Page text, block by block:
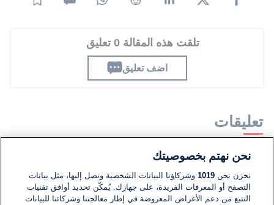
تلقت هذه المقالة 0 تعليق
اضف تعليق
تعليقات
لا توجد تعليقات مكتوبة حتى الآن. كن الأول!
اكتب تعليقًا جديدًا ...
نحن نهتم بخصوصيتك
نخزن نحن1019 وشركاؤنا البيانات الشخصية ونصل إليها، مثل بيانات
التصفح أو المعرفات الفريدة، على جهازك. يُمكّن تحديد أوافق تقنيات
التتبع من دعم الأغراض المعروضة في إطار معالجتنا وشركائنا للبيانات